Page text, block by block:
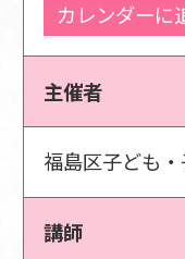
カレンダーに
主催者
福島区子ども
講師